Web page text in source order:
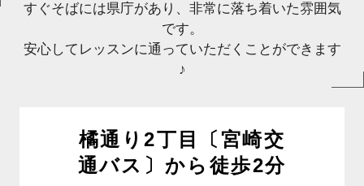
すぐそばには県庁があり、非常に落ち着いた雰囲気
です。
安心してレッスンに通っていただくことができます
♪
橘通り2丁目〔宮崎交
通バス〕から徒歩2分